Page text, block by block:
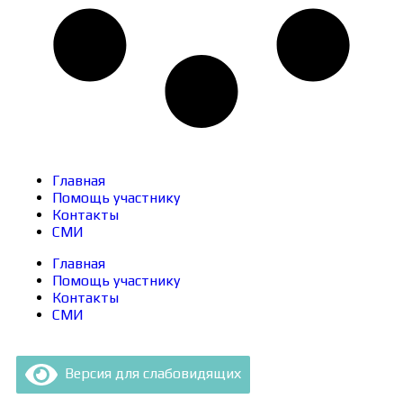
Главная
Помощь участнику
Контакты
СМИ
Главная
Помощь участнику
Контакты
СМИ
Версия для слабовидящих